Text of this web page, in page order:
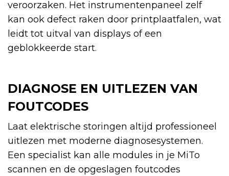
veroorzaken. Het instrumentenpaneel zelf
kan ook defect raken door printplaatfalen, wat
leidt tot uitval van displays of een
geblokkeerde start.
DIAGNOSE EN UITLEZEN VAN
FOUTCODES
Laat elektrische storingen altijd professioneel
uitlezen met moderne diagnosesystemen.
Een specialist kan alle modules in je MiTo
scannen en de opgeslagen foutcodes